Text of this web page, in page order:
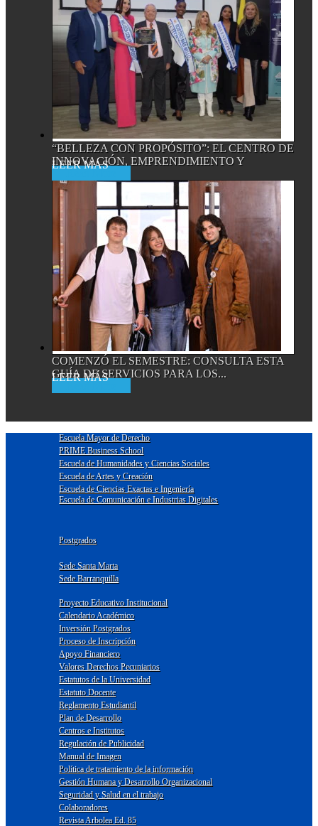
“BELLEZA CON PROPÓSITO”: EL CENTRO DE
INNOVACIÓN, EMPRENDIMIENTO Y
COMENZÓ EL SEMESTRE: CONSULTA ESTA
GUÍA DE SERVICIOS PARA LOS...
Escuela Mayor de Derecho
PRIME Business School
Escuela de Humanidades y Ciencias Sociales
Escuela de Artes y Creación
Escuela de Ciencias Exactas e Ingeniería
Escuela de Comunicación e Industrias Digitales
Postgrados
Sede Santa Marta
Sede Barranquilla
Proyecto Educativo Institucional
Calendario Académico
Inversión Postgrados
Proceso de Inscripción
Apoyo Financiero
Valores Derechos Pecuniarios
Estatutos de la Universidad
Estatuto Docente
Reglamento Estudiantil
Plan de Desarrollo
Centros e Institutos
Regulación de Publicidad
Manual de Imagen
Política de tratamiento de la información
Gestión Humana y Desarrollo Organizacional
Seguridad y Salud en el trabajo
Colaboradores
Revista Arbolea Ed. 85